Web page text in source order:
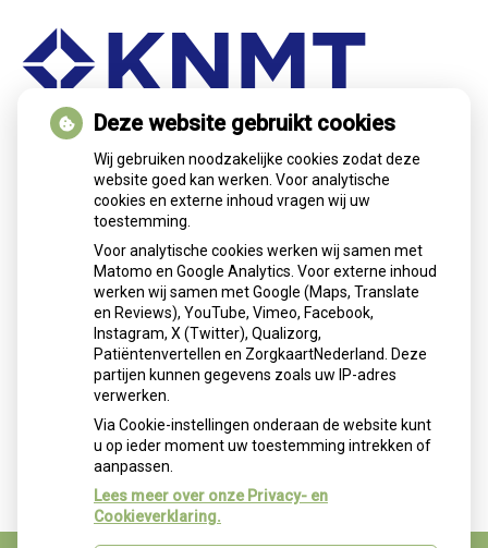
Nieuws
Let op: valse Infomedics-mails over
openstaande rekening
Tanden bleken? Laat het veilig doen!
Gezond tandvlees: de basis voor een
gezonde mond
Naar de tandarts in het buitenland? Wees op
je hoede!
(Mond)zorgkosten gemaakt in 2025? Check
of die aftrekbaar zijn
Deze website gebruikt cookies
Wij gebruiken noodzakelijke cookies zodat deze
website goed kan werken. Voor analytische
cookies en externe inhoud vragen wij uw
toestemming.
Voor analytische cookies werken wij samen met
Matomo en Google Analytics. Voor externe inhoud
werken wij samen met Google (Maps, Translate
en Reviews), YouTube, Vimeo, Facebook,
Instagram, X (Twitter), Qualizorg,
Patiëntenvertellen en ZorgkaartNederland. Deze
partijen kunnen gegevens zoals uw IP-adres
verwerken.
Via Cookie-instellingen onderaan de website kunt
u op ieder moment uw toestemming intrekken of
aanpassen.
Lees meer over onze Privacy- en
Cookieverklaring.